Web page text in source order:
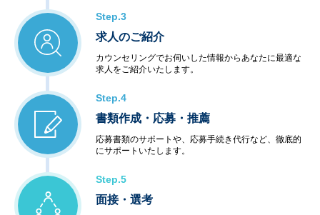
Step.3
求人のご紹介
カウンセリングでお伺いした情報からあなたに最適な
求人をご紹介いたします。
Step.4
書類作成・応募・推薦
応募書類のサポートや、応募手続き代行など、徹底的
にサポートいたします。
Step.5
面接・選考